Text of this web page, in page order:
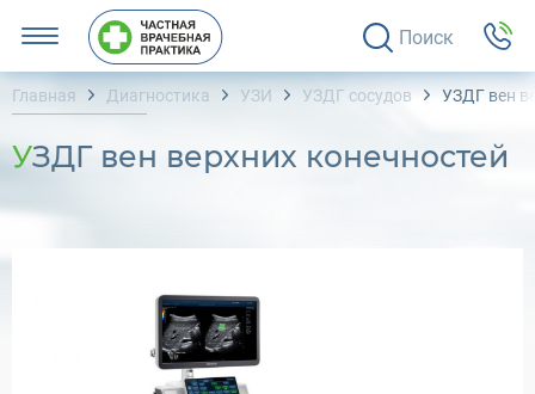
Поиск
Главная Диагностика УЗИ УЗДГ сосудов УЗДГ вен
УЗДГ вен верхних конечностей